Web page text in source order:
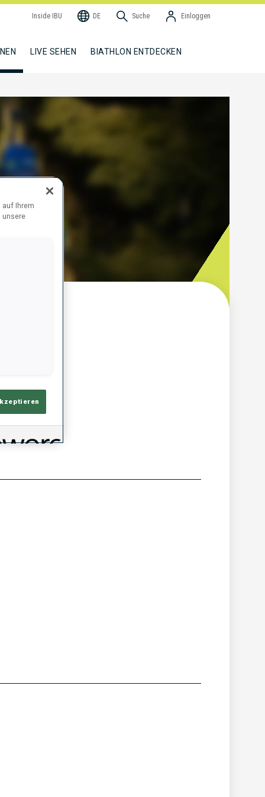
Inside IBU DE Suche Einloggen
LIVE SEHEN BIATHLON ENTDECKEN
auf Ihrem
unsere